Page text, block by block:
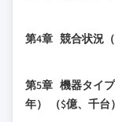
1.3.1
1.4 基本推
1.4.1
2.2.2
2.2.4
2.2.5
3.1.1
3.1.3 各段階にお
第4章 競合状況（
4.2 企業の
4.2.1
第5章 機器タイ
年） （$億、千台）